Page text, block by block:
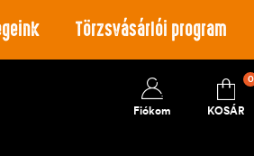
Törzsvásárlói program
Fiókom KOSÁR
0